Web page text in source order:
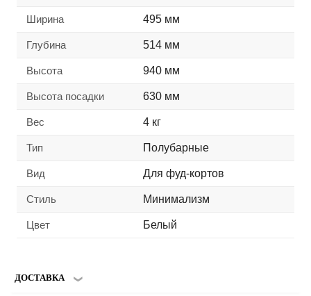
Ширина 495 мм
Глубина 514 мм
Высота 940 мм
Высота посадки 630 мм
Вес 4 кг
Тип Полубарные
Вид Для фуд-кортов
Стиль Минимализм
Цвет Белый
ДОСТАВКА